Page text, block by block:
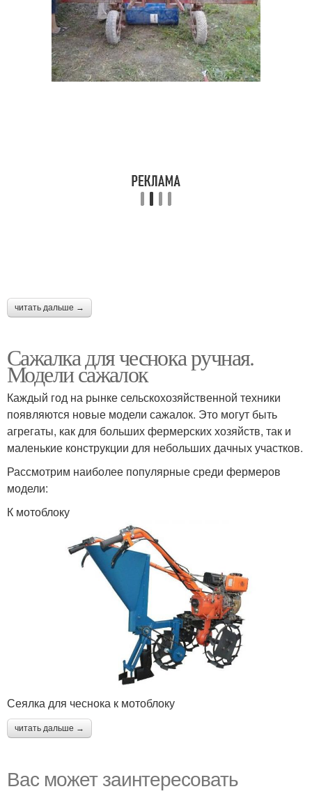
читать дальше →
Сажалка для чеснока ручная.
Модели сажалок
Каждый год на рынке сельскохозяйственной техники
появляются новые модели сажалок. Это могут быть
агрегаты, как для больших фермерских хозяйств, так и
маленькие конструкции для небольших дачных участков.
Рассмотрим наиболее популярные среди фермеров
модели:
К мотоблоку
Сеялка для чеснока к мотоблоку
читать дальше →
Вас может заинтересовать